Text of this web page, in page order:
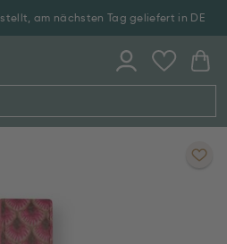
am nächsten Tag geliefert in DE